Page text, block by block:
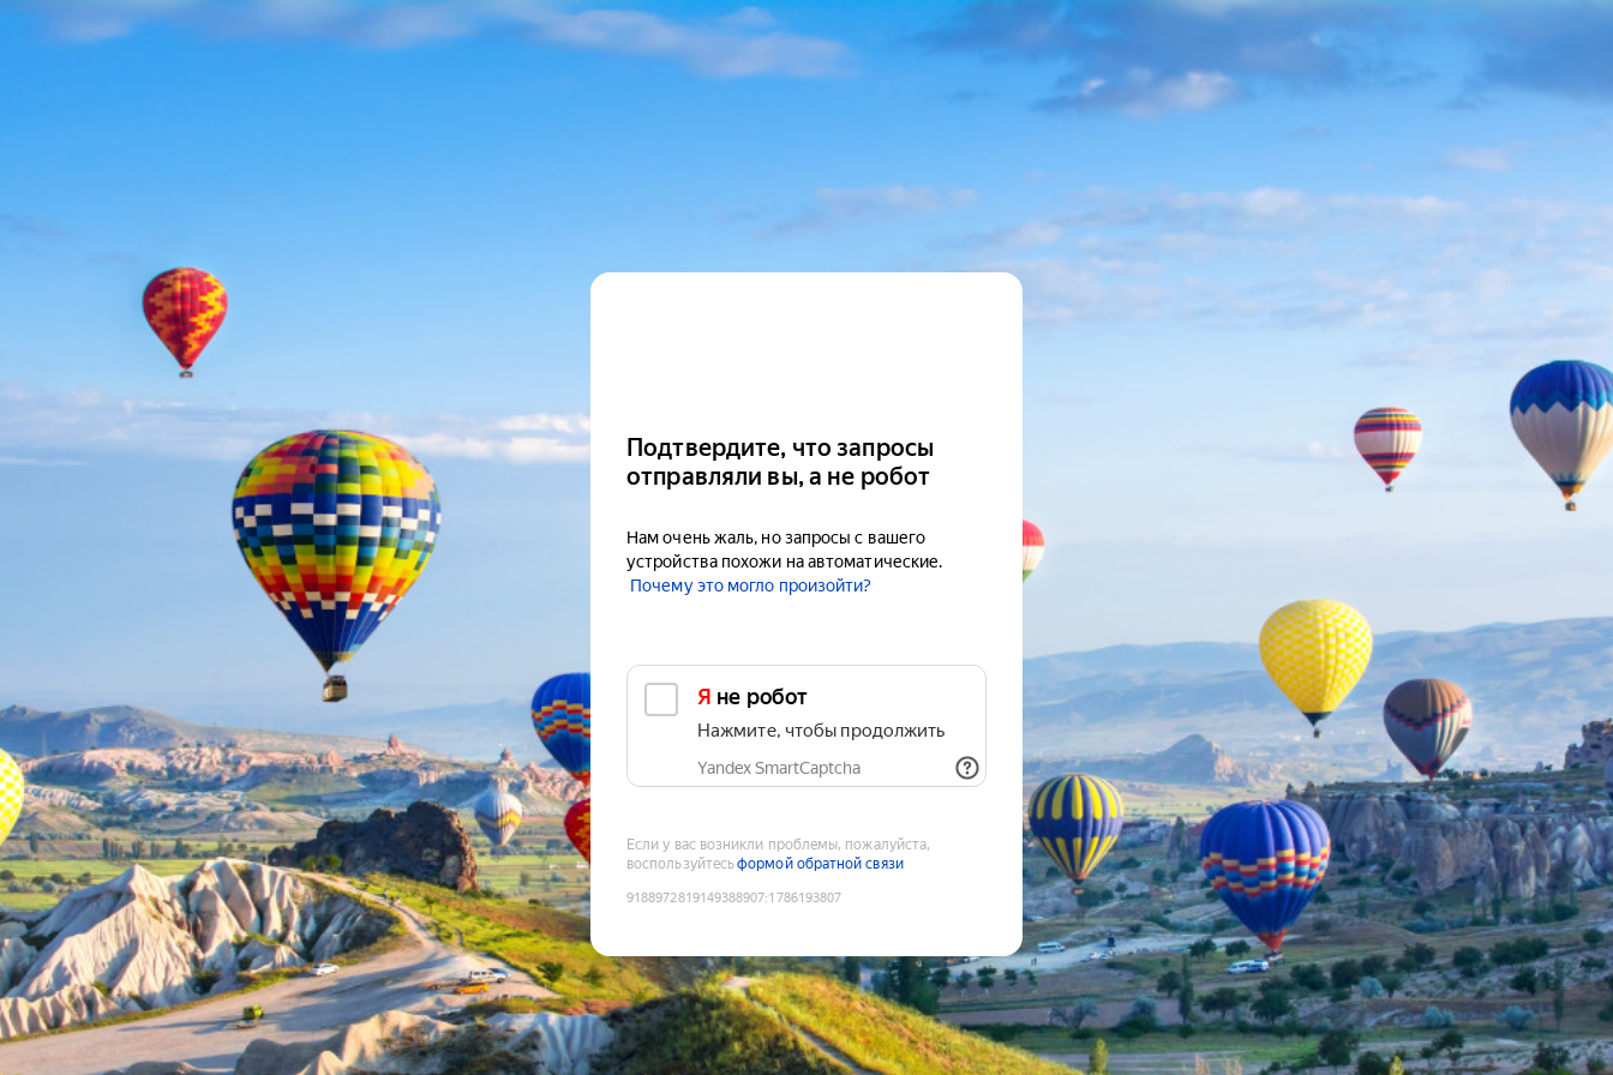
Подтвердите, что запросы
отправляли вы, а не робот
Нам очень жаль, но запросы с вашего
устройства похожи на автоматические.
Почему это могло произойти?
Я не робот
Нажмите, чтобы продолжить
Yandex SmartCaptcha
Если у вас возникли проблемы, пожалуйста,
воспользуйтесьформой обратной связи
9188972819149388907:1786193807